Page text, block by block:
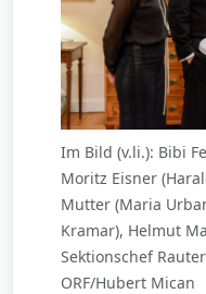
Im Bild (v.li.): Bibi
Moritz Eisner
Mutter (Maria
Kramar), Helmut
Sektionschef
ORF/Hubert Mican